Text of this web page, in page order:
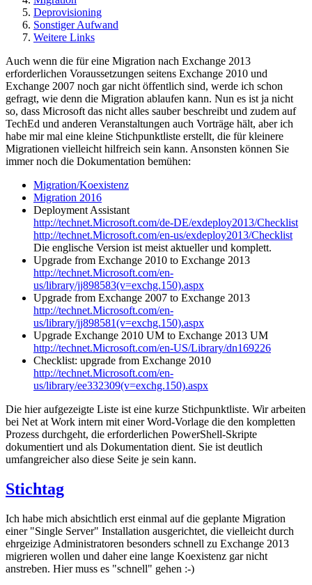
Deprovisioning
Sonstiger Aufwand
Weitere Links
Auch wenn die für eine Migration nach Exchange 2013
erforderlichen Voraussetzungen seitens Exchange 2010 und
Exchange 2007 noch gar nicht öffentlich sind, werde ich schon
gefragt, wie denn die Migration ablaufen kann. Nun es ist ja nicht
so, dass Microsoft das nicht alles sauber beschreibt und zudem auf
TechEd und anderen Veranstaltungen auch Vorträge hält, aber ich
habe mir mal eine kleine Stichpunktliste erstellt, die für kleinere
Migrationen vielleicht hilfreich sein kann. Ansonsten können Sie
immer noch die Dokumentation bemühen:
Migration/Koexistenz
Migration 2016
Deployment Assistant
http://technet.Microsoft.com/de-DE/exdeploy2013/Checklist
http://technet.Microsoft.com/en-us/exdeploy2013/Checklist
Die englische Version ist meist aktueller und komplett.
Upgrade from Exchange 2010 to Exchange 2013
http://technet.Microsoft.com/en-
us/library/jj898583(v=exchg.150).aspx
Upgrade from Exchange 2007 to Exchange 2013
http://technet.Microsoft.com/en-
us/library/jj898581(v=exchg.150).aspx
Upgrade Exchange 2010 UM to Exchange 2013 UM
http://technet.Microsoft.com/en-US/Library/dn169226
Checklist: upgrade from Exchange 2010
http://technet.Microsoft.com/en-
us/library/ee332309(v=exchg.150).aspx
Die hier aufgezeigte Liste ist eine kurze Stichpunktliste. Wir arbeiten
bei Net at Work intern mit einer Word-Vorlage die den kompletten
Prozess durchgeht, die erforderlichen PowerShell-Skripte
dokumentiert und als Dokumentation dient. Sie ist deutlich
umfangreicher also diese Seite je sein kann.
Stichtag
Ich habe mich absichtlich erst einmal auf die geplante Migration
einer "Single Server" Installation ausgerichtet, die vielleicht durch
ehrgeizige Administratoren besonders schnell zu Exchange 2013
migrieren wollen und daher eine lange Koexistenz gar nicht
anstreben. Hier muss es "schnell" gehen :-)